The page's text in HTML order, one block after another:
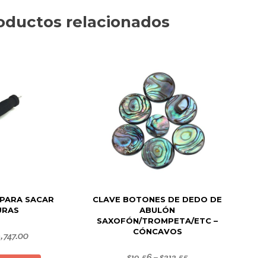
relacionados
SACAR
Este
CLAVE BOTONES DE DEDO DE
ABULÓN
SAXOFÓN/TROMPETA/ETC –
CÓNCAVOS